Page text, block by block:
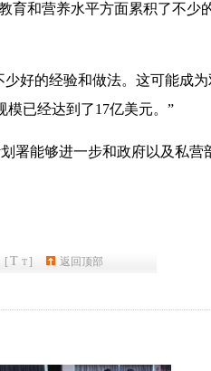
育和营养水平方面累积了不少
好的经验和做法。这可能成为
已经达到了17亿美元。”
署能够进一步和政府以及私营
[T T] 返回顶部